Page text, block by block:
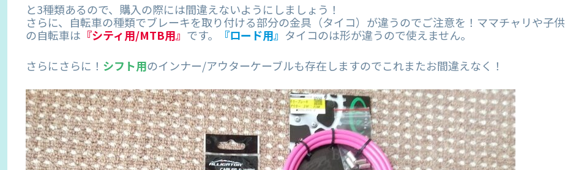
と3種類あるので、購入の際には間違えないようにしましょう！
さらに、自転車の種類でブレーキを取り付ける部分の金具（タイコ）が違うのでご注意を！ママチャリや子
の自転車は 『シティ用/MTB用』 です。 『ロード用』 タイコのは形が違うので使えません。
さらにさらに！ シフト用のインナー/アウターケーブルも存在しますのでこれまたお間違えなく！